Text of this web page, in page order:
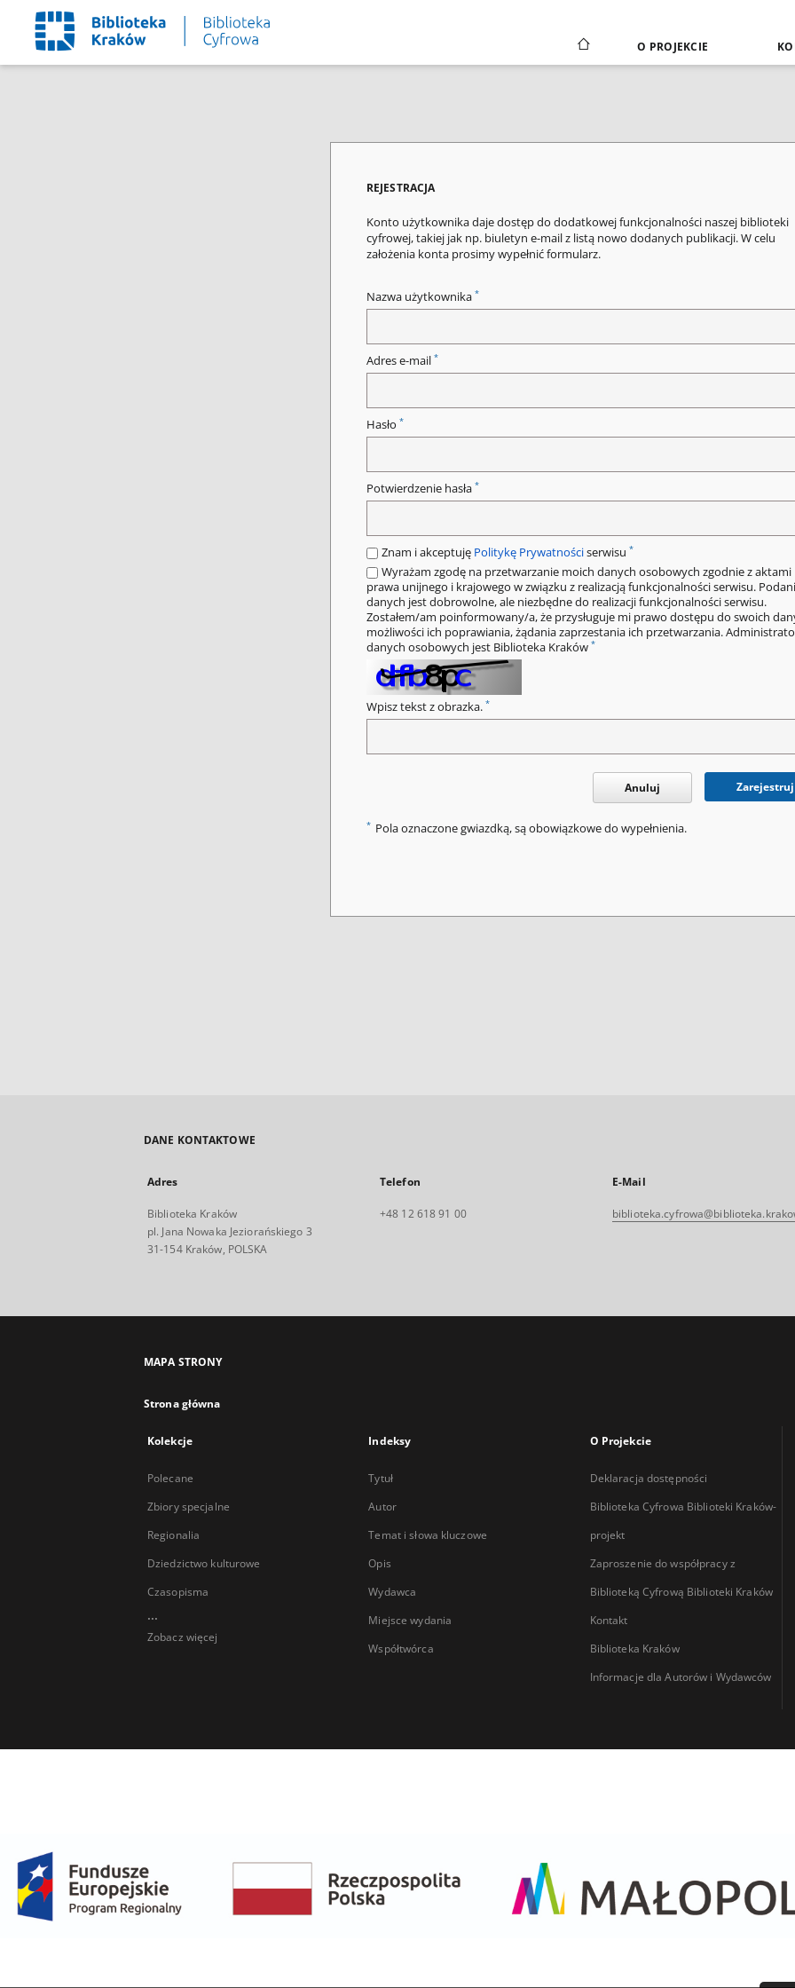
O PROJEKCIE
REJESTRACJA
Konto użytkownika daje dostęp do dodatkowej funkcjonalności naszej biblioteki
cyfrowej, takiej jak np. biuletyn e-mail z listą nowo dodanych publikacji. W celu
założenia konta prosimy wypełnić formularz.
Nazwa użytkownika *
Adres e-mail *
Hasło *
Potwierdzenie hasła *
Znam i akceptuję Politykę Prywatnościserwisu *
Wyrażam zgodę na przetwarzanie moich danych osobowych zgodnie z aktami
prawa unijnego i krajowego w związku z realizacją funkcjonalności serwisu.
danych jest dobrowolne, ale niezbędne do realizacji funkcjonalności serwisu.
Zostałem/am poinformowany/a, że przysługuje mi prawo dostępu do swoich
możliwości ich poprawiania, żądania zaprzestania ich przetwarzania.
danych osobowych jest Biblioteka Kraków *
Wpisz tekst z obrazka. *
Anuluj Zarejestruj
* Pola oznaczone gwiazdką, są obowiązkowe do wypełnienia.
DANE KONTAKTOWE
Adres
Biblioteka Kraków
pl. Jana Nowaka Jeziorańskiego 3
31-154 Kraków, POLSKA
Telefon
+48 12 618 91 00
E-Mail
MAPA STRONY
Strona główna
Kolekcje
Polecane
Zbiory specjalne
Regionalia
Dziedzictwo kulturowe
Czasopisma
...
Zobacz więcej
Indeksy
Tytuł
Autor
Temat i słowa kluczowe
Opis
Wydawca
Miejsce wydania
Współtwórca
O Projekcie
Deklaracja dostępności
Biblioteka Cyfrowa Biblioteki Kraków-
projekt
Zaproszenie do współpracy z
Biblioteką Cyfrową Biblioteki Kraków
Kontakt
Biblioteka Kraków
Informacje dla Autorów i Wydawców